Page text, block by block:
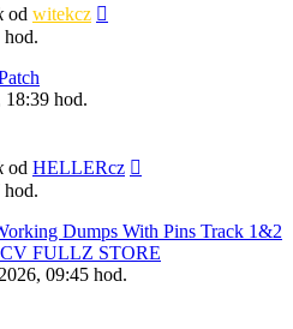
od witekcz
hod.
18:39 hod.
od HELLERcz
hod.
Dumps With Pins Track 1&2
FULLZ STORE
09:45 hod.